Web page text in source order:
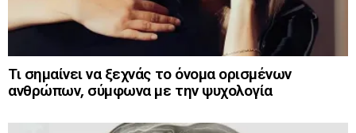
Τι σημαίνει να ξεχνάς το όνομα ορισμένων
ανθρώπων, σύμφωνα με την ψυχολογία